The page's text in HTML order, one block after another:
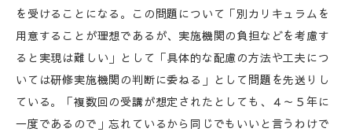
を受けることになる。この問題について「別カリキュラムを
用意することが理想であるが、実施機関の負担などを考慮す
ると実現は難しい」として「具体的な配慮の方法や工夫につ
いては研修実施機関の判断に委ねる」として問題を先送りし
ている。「複数回の受講が想定されたとしても、４～５年に
一度であるので」忘れているから同じでもいいと言うわけで